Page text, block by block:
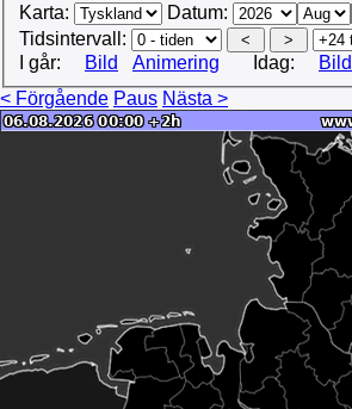
Karta:
Datum:
Tidsintervall:
I går:
Bild Animering Idag: Bild
< Förgående Paus Nästa >